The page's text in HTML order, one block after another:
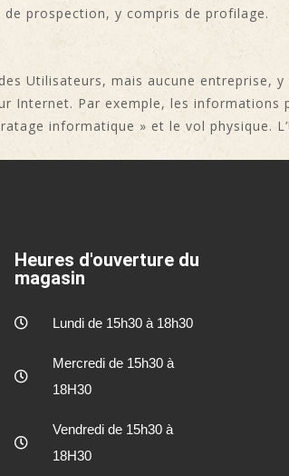
prospection, y compris de profilage.
Utilisateurs, mais aucune entreprise, y
Par exemple, les informations
informatique » et le vol physique.
Heures d'ouverture du
magasin
Lundi de 15h30 à 18h30
Mercredi de 15h30 à
18H30
Vendredi de 15h30 à
18H30